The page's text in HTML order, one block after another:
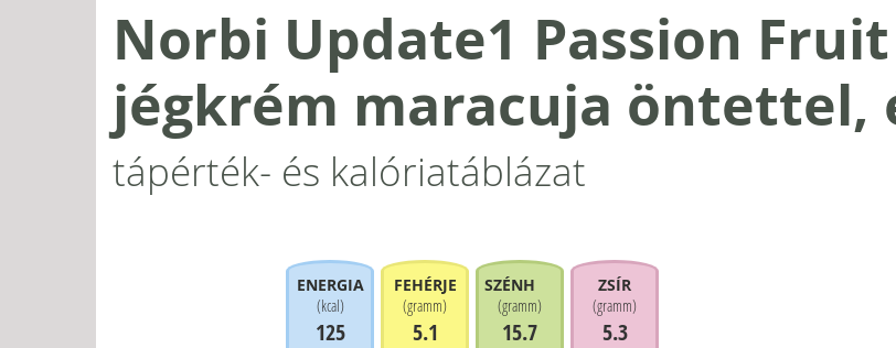
Norbi Update1 Passion
jégkrém maracuja öntettel,
tápérték- és kalóriatáblázat
ENERGIA
(kcal)
125
FEHÉRJE
(gramm)
5.1
SZÉNHIDRÁT
(gramm)
15.7
ZSÍR
(gramm)
5.3